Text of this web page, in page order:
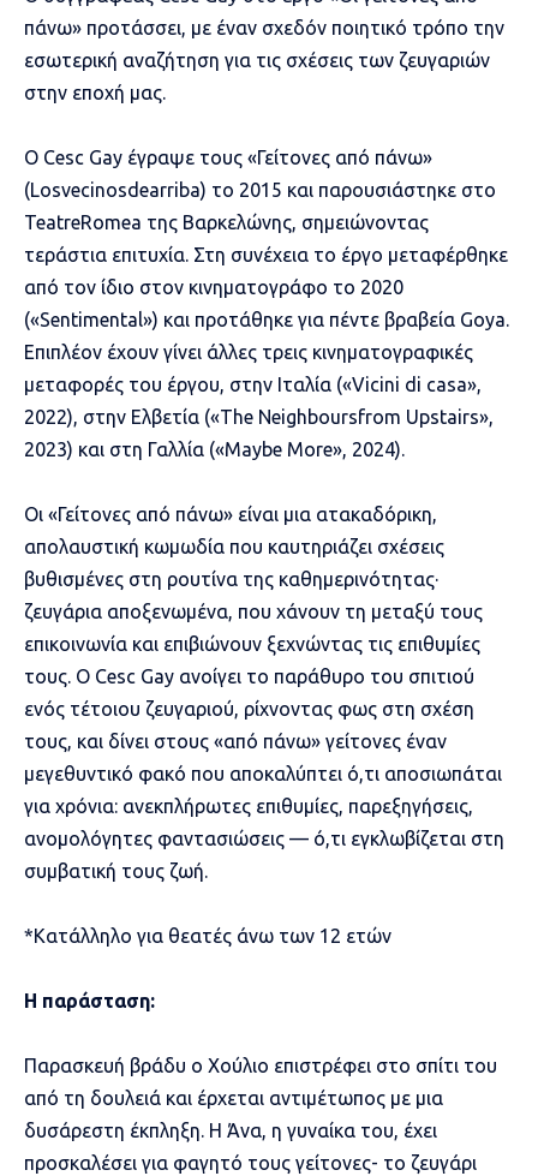
πάνω» προτάσσει, με έναν σχεδόν ποιητικό τρόπο την
εσωτερική αναζήτηση για τις σχέσεις των ζευγαριών
στην εποχή μας.
Ο Cesc Gay έγραψε τους «Γείτονες από πάνω»
(Losvecinosdearriba) το 2015 και παρουσιάστηκε στο
TeatreRomea της Βαρκελώνης, σημειώνοντας
τεράστια επιτυχία. Στη συνέχεια το έργο μεταφέρθηκε
από τον ίδιο στον κινηματογράφο το 2020
(«Sentimental») και προτάθηκε για πέντε βραβεία Goya.
Επιπλέον έχουν γίνει άλλες τρεις κινηματογραφικές
μεταφορές του έργου, στην Ιταλία («Vicini di casa»,
2022), στην Ελβετία («The Neighboursfrom Upstairs»,
2023) και στη Γαλλία («Maybe More», 2024).
Οι «Γείτονες από πάνω» είναι μια ατακαδόρικη,
απολαυστική κωμωδία που καυτηριάζει σχέσεις
βυθισμένες στη ρουτίνα της καθημερινότητας·
ζευγάρια αποξενωμένα, που χάνουν τη μεταξύ τους
επικοινωνία και επιβιώνουν ξεχνώντας τις επιθυμίες
τους. Ο Cesc Gay ανοίγει το παράθυρο του σπιτιού
ενός τέτοιου ζευγαριού, ρίχνοντας φως στη σχέση
τους, και δίνει στους «από πάνω» γείτονες έναν
μεγεθυντικό φακό που αποκαλύπτει ό,τι αποσιωπάται
για χρόνια: ανεκπλήρωτες επιθυμίες, παρεξηγήσεις,
ανομολόγητες φαντασιώσεις — ό,τι εγκλωβίζεται στη
συμβατική τους ζωή.
*Κατάλληλο για θεατές άνω των 12 ετών
Η παράσταση:
Παρασκευή βράδυ ο Χούλιο επιστρέφει στο σπίτι του
από τη δουλειά και έρχεται αντιμέτωπος με μια
δυσάρεστη έκπληξη. Η Άνα, η γυναίκα του, έχει
προσκαλέσει για φαγητό τους γείτονες- το ζευγάρι